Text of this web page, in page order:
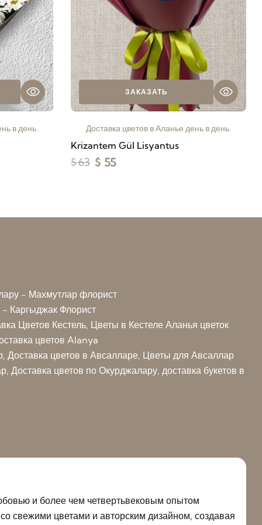
в день.
ЗАКАЗАТЬ
Доставка цветов в Аланье день в день.
Krizantem Gül Lisyantus
$ 63 $ 55
- Махмутлар флорист
- Каргыджак Флорист
Цветов Кестель, Цветы в Кестеле Аланья цветок
цветов Alanya
Доставка цветов в Авсалларе, Цветы для Авсаллар
Доставка цветов по Окурджалару, доставка букетов в
и более чем четвертьвековым опытом
свежими цветами и авторским дизайном, создавая